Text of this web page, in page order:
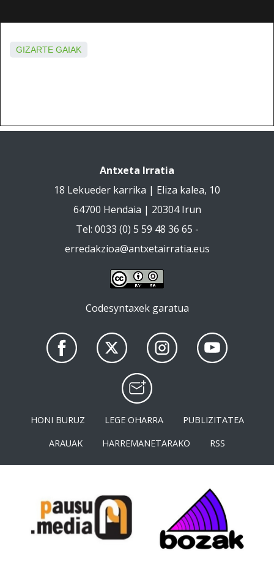
GIZARTE GAIAK
Antxeta Irratia
18 Lekueder karrika | Eliza kalea, 10
64700 Hendaia | 20304 Irun
Tel: 0033 (0) 5 59 48 36 65 -
erredakzioa@antxetairratia.eus
Codesyntaxek garatua
HONI BURUZ LEGE OHARRA
PUBLIZITATEA
ARAUAK
HARREMANETARAKO RSS